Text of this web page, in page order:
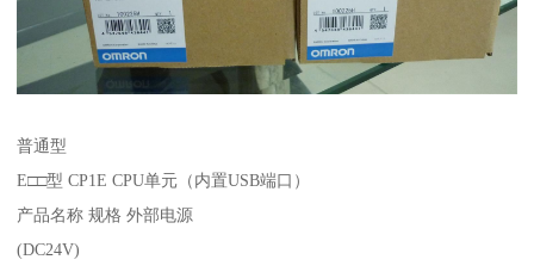
普通型
E□□型 CP1E CPU单元（内置USB端口）
产品名称 规格 外部电源
(DC24V)